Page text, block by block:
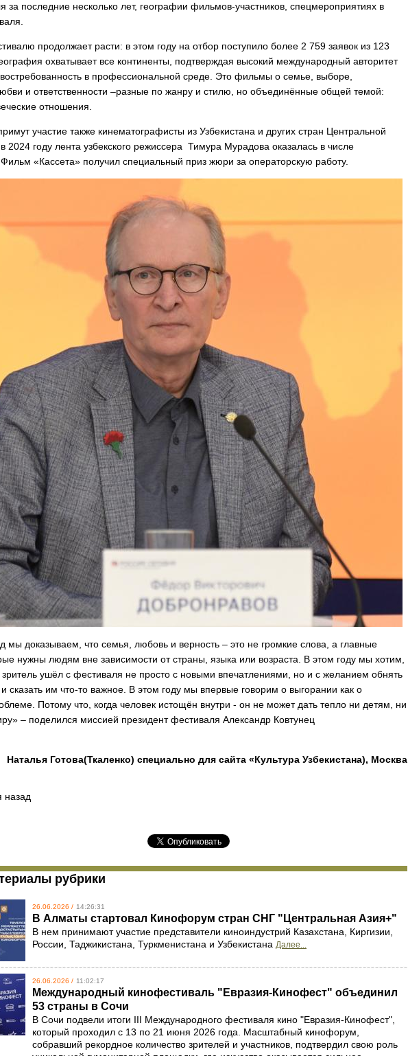
за последние несколько лет, географии фильмов-участников, спецмероприятиях в
продолжает расти: в этом году на отбор поступило более 2 759 заявок из 123
охватывает все континенты, подтверждая высокий международный авторитет
востребованность в профессиональной среде. Это фильмы о семье, выборе,
и ответственности –разные по жанру и стилю, но объединённые общей темой:
отношения.
участие также кинематографисты из Узбекистана и других стран Центральной
2024 году лента узбекского режиссера Тимура Мурадова оказалась в числе
«Кассета» получил специальный приз жюри за операторскую работу.
мы доказываем, что семья, любовь и верность – это не громкие слова, а главные
нужны людям вне зависимости от страны, языка или возраста. В этом году мы хотим,
ушёл с фестиваля не просто с новыми впечатлениями, но и с желанием обнять
и сказать им что-то важное. В этом году мы впервые говорим о выгорании как о
Потому что, когда человек истощён внутри - он не может дать тепло ни детям, ни
– поделился миссией президент фестиваля Александр Ковтунец
Наталья Готова(Ткаленко) специально для сайта «Культура Узбекистана), Москва
назад
рубрики
26.06.2026 / 14:26:31
В Алматы стартовал Кинофорум стран СНГ "Центральная Азия+"
В нем принимают участие представители киноиндустрий Казахстана, Киргизии,
России, Таджикистана, Туркменистана и Узбекистана Далее...
26.06.2026 / 11:02:17
Международный кинофестиваль "Евразия-Кинофест" объединил
53 страны в Сочи
В Сочи подвели итоги III Международного фестиваля кино "Евразия-Кинофест",
который проходил с 13 по 21 июня 2026 года. Масштабный кинофорум,
собравший рекордное количество зрителей и участников, подтвердил свою роль